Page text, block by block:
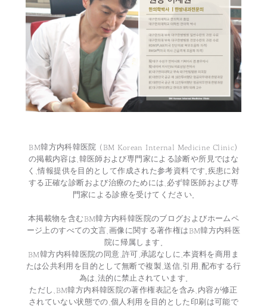
BM韓方内科韓医院 (BM Korean Internal Medicine Clinic)
の掲載内容は、韓医師および専門家による診断や所見ではな
く、情報提供を目的として作成された参考資料です。疾患に対
する正確な診断および治療のためには、必ず韓医師および専
門家による診療を受けてください。
本掲載物を含むBM韓方内科韓医院のブログおよびホームペ
ージ上のすべての文言、画像に関する著作権はBM韓方内科医
院に帰属します。
BM韓方内科韓医院の同意、許可、承認なしに、本資料を商用ま
たは公共利用を目的として無断で複製、送信、引用、配布する行
為は、法的に禁止されています。
ただし、BM韓方内科韓医院の著作権表記を含み、内容が修正
されていない状態での、個人利用を目的とした印刷は可能で